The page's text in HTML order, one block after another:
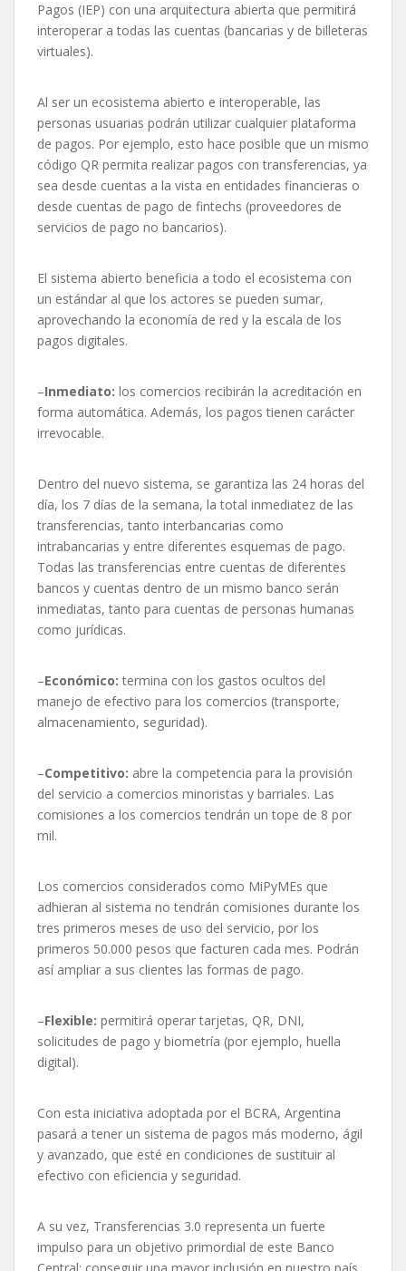
Pagos (IEP) con una arquitectura abierta que permitirá
interoperar a todas las cuentas (bancarias y de billeteras
virtuales).
Al ser un ecosistema abierto e interoperable, las
personas usuarias podrán utilizar cualquier plataforma
de pagos. Por ejemplo, esto hace posible que un mismo
código QR permita realizar pagos con transferencias, ya
sea desde cuentas a la vista en entidades financieras o
desde cuentas de pago de fintechs (proveedores de
servicios de pago no bancarios).
El sistema abierto beneficia a todo el ecosistema con
un estándar al que los actores se pueden sumar,
aprovechando la economía de red y la escala de los
pagos digitales.
–Inmediato: los comercios recibirán la acreditación en
forma automática. Además, los pagos tienen carácter
irrevocable.
Dentro del nuevo sistema, se garantiza las 24 horas del
día, los 7 días de la semana, la total inmediatez de las
transferencias, tanto interbancarias como
intrabancarias y entre diferentes esquemas de pago.
Todas las transferencias entre cuentas de diferentes
bancos y cuentas dentro de un mismo banco serán
inmediatas, tanto para cuentas de personas humanas
como jurídicas.
–Económico: termina con los gastos ocultos del
manejo de efectivo para los comercios (transporte,
almacenamiento, seguridad).
–Competitivo: abre la competencia para la provisión
del servicio a comercios minoristas y barriales. Las
comisiones a los comercios tendrán un tope de 8 por
mil.
Los comercios considerados como MiPyMEs que
adhieran al sistema no tendrán comisiones durante los
tres primeros meses de uso del servicio, por los
primeros 50.000 pesos que facturen cada mes. Podrán
así ampliar a sus clientes las formas de pago.
–Flexible: permitirá operar tarjetas, QR, DNI,
solicitudes de pago y biometría (por ejemplo, huella
digital).
Con esta iniciativa adoptada por el BCRA, Argentina
pasará a tener un sistema de pagos más moderno, ágil
y avanzado, que esté en condiciones de sustituir al
efectivo con eficiencia y seguridad.
A su vez, Transferencias 3.0 representa un fuerte
impulso para un objetivo primordial de este Banco